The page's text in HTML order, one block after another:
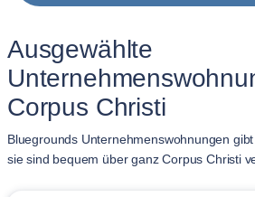
Ausgewählte
Corpus Christi
Bluegrounds Unternehmenswohnungen
sie sind bequem über ganz Corpus Christi